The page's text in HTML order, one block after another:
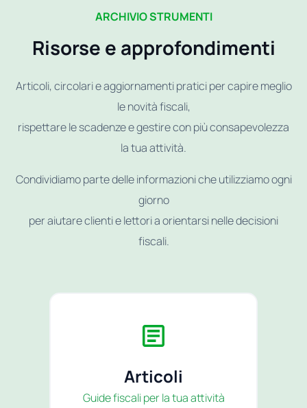
ARCHIVIO STRUMENTI
Risorse e approfondimenti
Articoli, circolari e aggiornamenti pratici per capire meglio
le novità fiscali,
rispettare le scadenze e gestire con più consapevolezza
la tua attività.
Condividiamo parte delle informazioni che utilizziamo ogni
giorno
per aiutare clienti e lettori a orientarsi nelle decisioni
fiscali.
Articoli
Guide fiscali per la tua attività